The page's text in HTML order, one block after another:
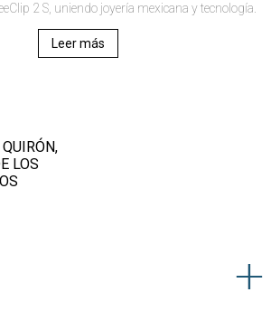
2 S, uniendo joyería mexicana y tecnología.
Leer más
LOS